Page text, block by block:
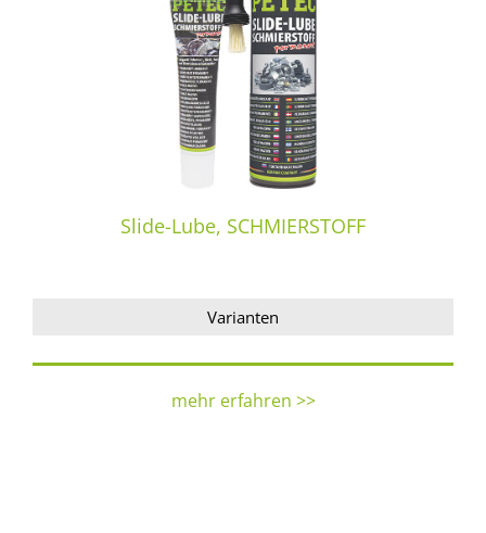
Slide-Lube, SCHMIERSTOFF
Varianten
mehr erfahren >>